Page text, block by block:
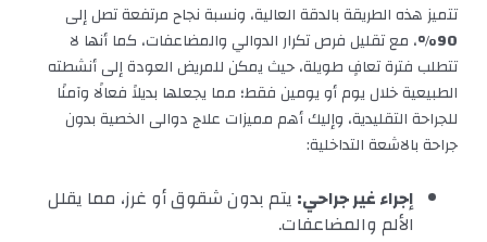
تتميز هذه الطريقة بالدقة العالية، ونسبة نجاح مرتفعة تصل إلى
90%
، مع تقليل فرص تكرار الدوالي والمضاعفات، كما أنها لا
تتطلب فترة تعافٍ طويلة، حيث يمكن للمريض العودة إلى أنشطته
الطبيعية خلال يوم أو يومين فقط؛ مما يجعلها بديلاً فعالًا وآمنًا
للجراحة التقليدية، وإليك أهم مميزات علاج دوالى الخصية بدون
جراحة بالاشعة التداخلية:
إجراء غير جراحي: يتم بدون شقوق أو غرز، مما يقلل
الألم والمضاعفات.